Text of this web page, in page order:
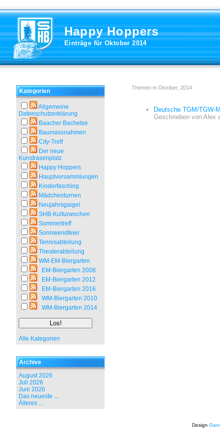
Happy Hoppers
Einträge für Oktober 2014
Kategorien
Allgemeine
Datenschutzerklärung
Baacher Bachetse
Baumassnahmen
City-Treff
Der neue
Kunstrasenplatz
Happy Hoppers
Hauptversammlungen
Kinderfasching
Mädchenturnen
Neujahrsgaigel
SHB-Kulturwochen
Sommertreff
Sonnwendfeier
Tennisabteilung
Theaterabteilung
WM-EM-Biergarten
EM-Biergarten 2008
EM-Biergarten 2012
EM-Biergarten 2016
WM-Biergarten 2010
WM-Biergarten 2014
Alle Kategorien
Archive
August 2026
Juli 2026
Juni 2026
Das neueste ...
Älteres ...
Themen in Oktober, 2014
Deutsche TGM/TGW-
Geschrieben von Alex
Design